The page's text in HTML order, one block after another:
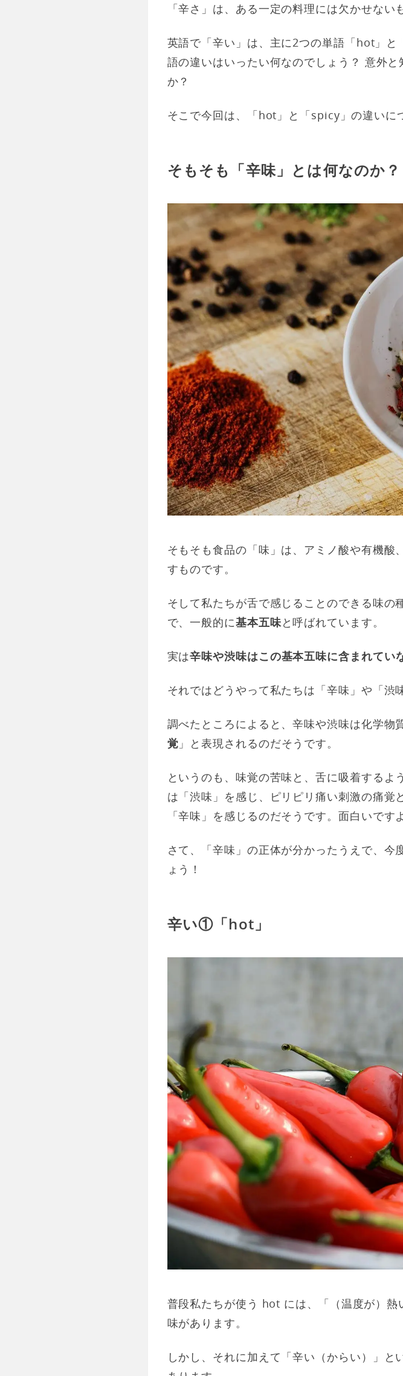
「辛さ」は、ある一定の料理には欠かせない
英語で「辛い」は、主に2つの単語「hot」
語の違いはいったい何なのでしょう？ 意外
か？
そこで今回は、「hot」と「spicy」の違いに
そもそも「辛味」とは何なのか？
そもそも食品の「味」は、アミノ酸や有機酸
すものです。
そして私たちが舌で感じることのできる味の
で、一般的に基本五味と呼ばれています。
実は辛味や渋味はこの基本五味に含まれてい
それではどうやって私たちは「辛味」や「渋
調べたところによると、辛味や渋味は化学物
覚 」と表現されるのだそうです。
というのも、味覚の苦味と、舌に吸着する
は「渋味」を感じ、ピリピリ痛い刺激の痛
「辛味」を感じるのだそうです。面白いです
さて、「辛味」の正体が分かったうえで、
ょう！
辛い①「hot」
普段私たちが使う hot には、「（温度が）
味があります。
しかし、それに加えて「辛い（からい）」